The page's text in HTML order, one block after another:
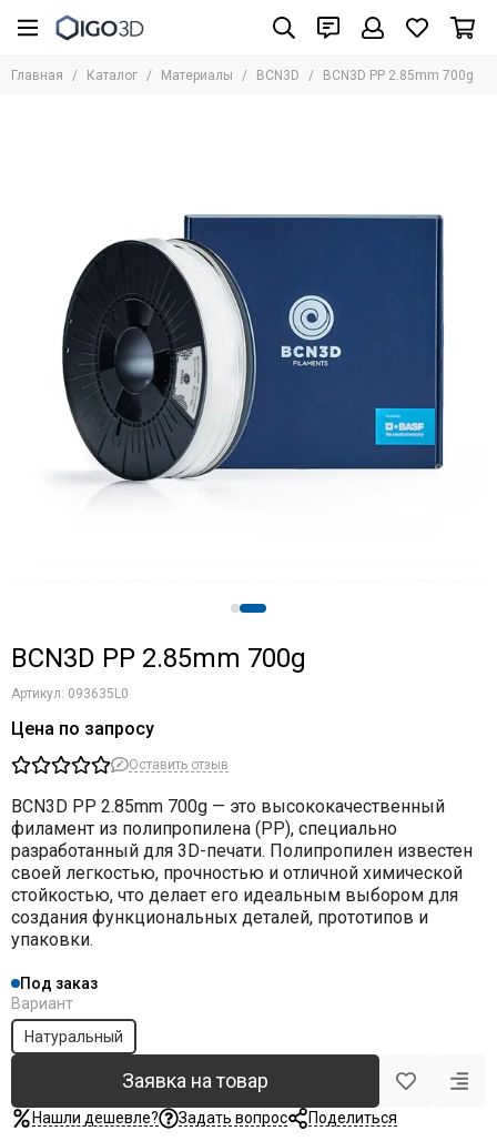
Материалы
HARZ Labs
Стандартные фотополимеры
Биосовместимые фотополимеры
Инженерные материалы для SLA/LCD/DLP
Фотополимеры для юверирного дела
Медицинские материалы
Главная Каталог Материалы BCN3D BCN3D PP 2.85mm 700g
BCN3D PP 2.85mm 700g
Артикул: 093635L0
Цена по запросу
Оставить отзыв
BCN3D PP 2.85mm 700g — это высококачественный
филамент из полипропилена (PP), специально
разработанный для 3D-печати. Полипропилен известен
своей легкостью, прочностью и отличной химической
стойкостью, что делает его идеальным выбором для
создания функциональных деталей, прототипов и
упаковки.
Под заказ
Вариант
Натуральный
Заявка на товар
Нашли дешевле? Задать вопрос Поделиться